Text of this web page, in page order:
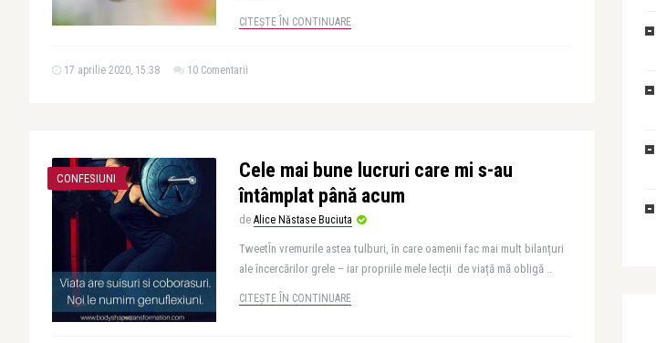
CITEȘTE ÎN CONTINUARE
17 aprilie 2020, 15:38 10 Comentarii
CONFESIUNI
Cele mai bune lucruri care mi s-au
întâmplat până acum
de Alice Năstase Buciuta
TweetÎn vremurile astea tulburi, în care oamenii fac mai mult bilanțuri
ale încercărilor grele – iar propriile mele lecții de viață mă obligă ..
CITEȘTE ÎN CONTINUARE